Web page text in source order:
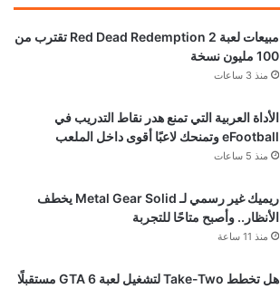
مبيعات لعبة Red Dead Redemption 2 تقترب من
100 مليون نسخة
منذ 3 ساعات
الأداة العربية التي تمنع هدر نقاط التدريب في
eFootball وتمنحك لاعبًا أقوى داخل الملعب
منذ 5 ساعات
ريميك غير رسمي لـ Metal Gear Solid يخطف
الأنظار.. وأصبح متاحًا للتجربة
منذ 11 ساعة
هل تخطط Take-Two لتشغيل لعبة GTA 6 مستقبلًا